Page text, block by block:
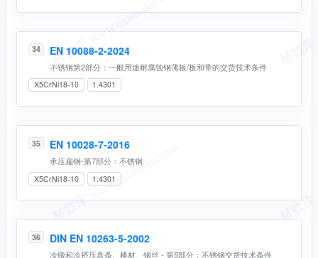
34 EN 10088-2-2024
不锈钢第2部分：一般⽤途耐腐蚀钢薄板/板和带的交货技术条件
X5CrNi18-10 1.4301
35 EN 10028-7-2016
承压扁钢-第7部分：不锈钢
X5CrNi18-10 1.4301
36 DIN EN 10263-5-2002
冷镦和冷挤压盘条、棒材、钢丝 - 第5部分：不锈钢交货技术条件